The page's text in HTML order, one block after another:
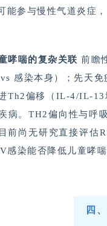
能参与慢性气道炎症
哮喘的复杂关联 前瞻
vs 感染本身）；先天
Th2偏移（IL-4/IL-13
病。TH2偏向性与呼
前尚无研究直接评估
感染能否降低儿童哮
四